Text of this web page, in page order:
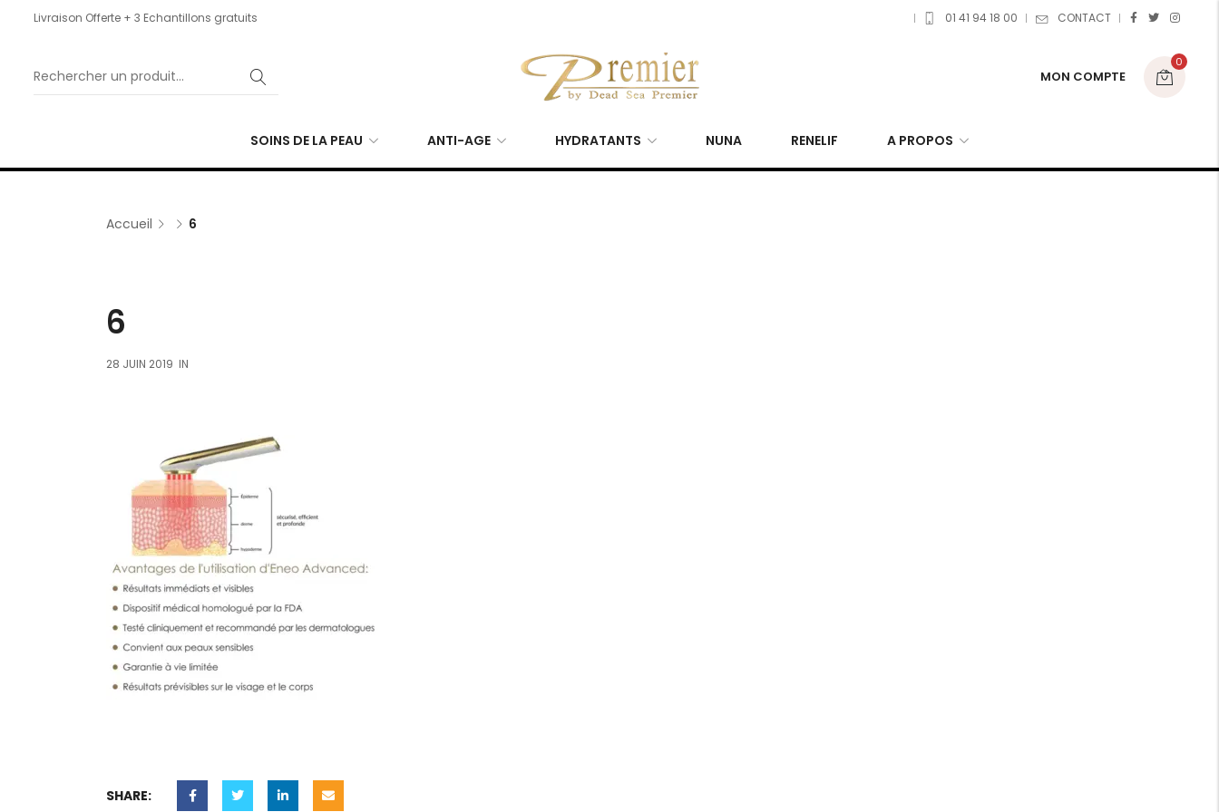
Livraison Offerte + 3 Echantillons gratuits 01 41 94 18 00 CONTACT
MON COMPTE
0
SOINS DE LA PEAU ANTI-AGE HYDRATANTS NUNA RENELIF A PROPOS
Accueil 6
6
28 JUIN 2019 IN
SHARE: